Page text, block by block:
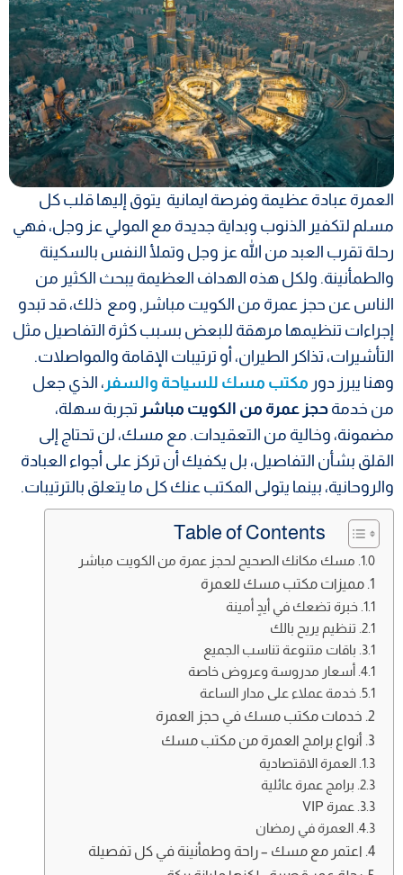
العمرة عبادة عظيمة وفرصة ايمانية يتوق إليها قلب كل
مسلم لتكفير الذنوب وبداية جديدة مع المولي عز وجل، فهي
رحلة تقرب العبد من الله عز وجل وتملأ النفس بالسكينة
والطمأنينة. ولكل هذه الهداف العظيمة يبحث الكثير من
الناس عن حجز عمرة من الكويت مباشر, ومع ذلك، قد تبدو
إجراءات تنظيمها مرهقة للبعض بسبب كثرة التفاصيل مثل
التأشيرات، تذاكر الطيران، أو ترتيبات الإقامة والمواصلات.
وهنا يبرز دور مكتب مسك للسياحة والسفر ، الذي جعل
من خدمة حجز عمرة من الكويت مباشر تجربة سهلة،
مضمونة، وخالية من التعقيدات. مع مسك، لن تحتاج إلى
القلق بشأن التفاصيل، بل يكفيك أن تركز على أجواء العبادة
والروحانية، بينما يتولى المكتب عنك كل ما يتعلق بالترتيبات.
Table of Contents
مسك مكانك الصحيح لحجز عمرة من الكويت مباشر
مميزات مكتب مسك للعمرة
خبرة تضعك في أيدٍ أمينة
تنظيم يريح بالك
باقات متنوعة تناسب الجميع
أسعار مدروسة وعروض خاصة
خدمة عملاء على مدار الساعة
خدمات مكتب مسك في حجز العمرة
أنواع برامج العمرة من مكتب مسك
العمرة الاقتصادية
برامج عمرة عائلية
عمرة VIP
العمرة في رمضان
اعتمر مع مسك – راحة وطمأنينة في كل تفصيلة